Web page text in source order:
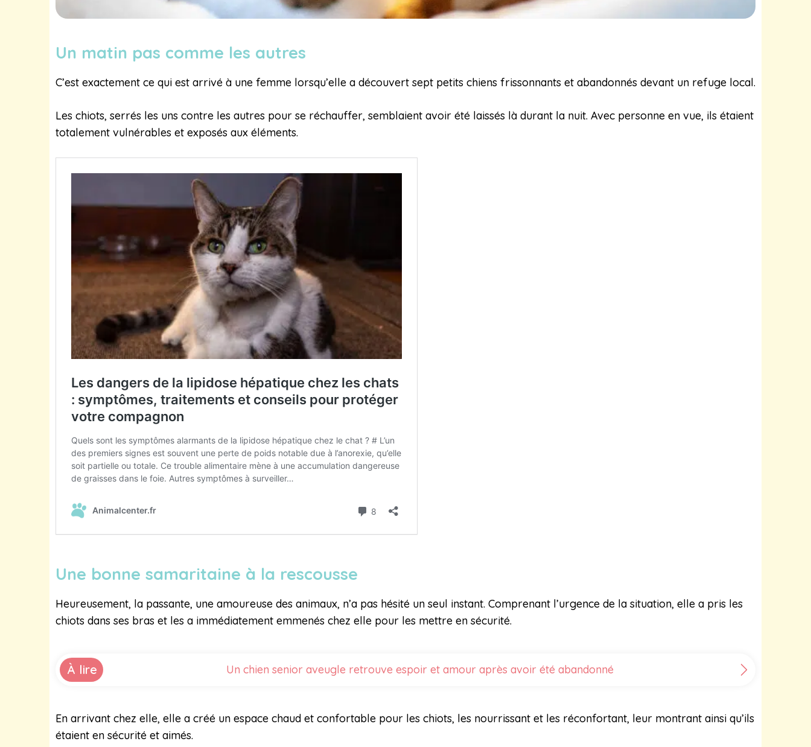
Un matin pas comme les autres
C’est exactement ce qui est arrivé à une femme lorsqu’elle a découvert sept petits chiens frissonnants et abandonnés devant un refuge local.
Les chiots, serrés les uns contre les autres pour se réchauffer, semblaient avoir été laissés là durant la nuit. Avec personne en vue, ils étaient
totalement vulnérables et exposés aux éléments.
Une bonne samaritaine à la rescousse
Heureusement, la passante, une amoureuse des animaux, n’a pas hésité un seul instant. Comprenant l’urgence de la situation, elle a pris les
chiots dans ses bras et les a immédiatement emmenés chez elle pour les mettre en sécurité.
À lire Un chien senior aveugle retrouve espoir et amour après avoir été abandonné
En arrivant chez elle, elle a créé un espace chaud et confortable pour les chiots, les nourrissant et les réconfortant, leur montrant ainsi qu’ils
étaient en sécurité et aimés.